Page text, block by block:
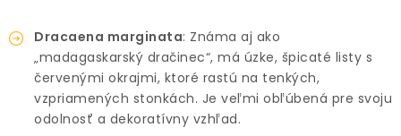
Dracaena marginata: Známa aj ako
„madagaskarský dračinec“, má úzke, špicaté listy s
červenými okrajmi, ktoré rastú na tenkých,
vzpriamených stonkách. Je veľmi obľúbená pre svoju
odolnosť a dekoratívny vzhľad.